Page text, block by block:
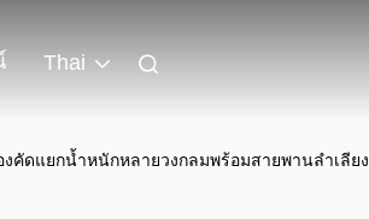
Thai
คัดแยกน้ำหนักหลายวงกลมพร้อมสายพานลำเลียง